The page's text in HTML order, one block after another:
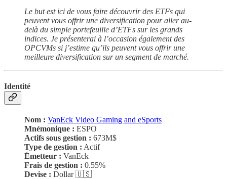
Le but est ici de vous faire découvrir des ETFs qui
peuvent vous offrir une diversification pour aller au-
delà du simple portefeuille d’ETFs sur les grands
indices. Je présenterai à l’occasion également des
OPCVMs si j’estime qu’ils peuvent vous offrir une
meilleure diversification sur un segment de marché.
Identité
Nom : VanEck Video Gaming and eSports
Mnémonique : ESPO
Actifs sous gestion : 673M$
Type de gestion : Actif
Émetteur : VanEck
Frais de gestion : 0.55%
Devise : Dollar 🇺🇸